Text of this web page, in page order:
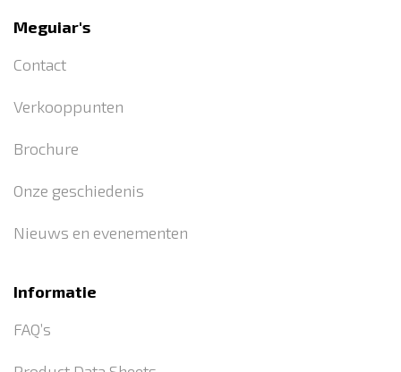
Meguiar's
Contact
Verkooppunten
Brochure
Onze geschiedenis
Nieuws en evenementen
Informatie
FAQ’s